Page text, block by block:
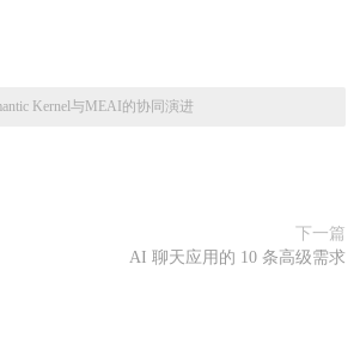
Kernel与MEAI的协同演进
下一篇
AI 聊天应用的 10 条高级需求